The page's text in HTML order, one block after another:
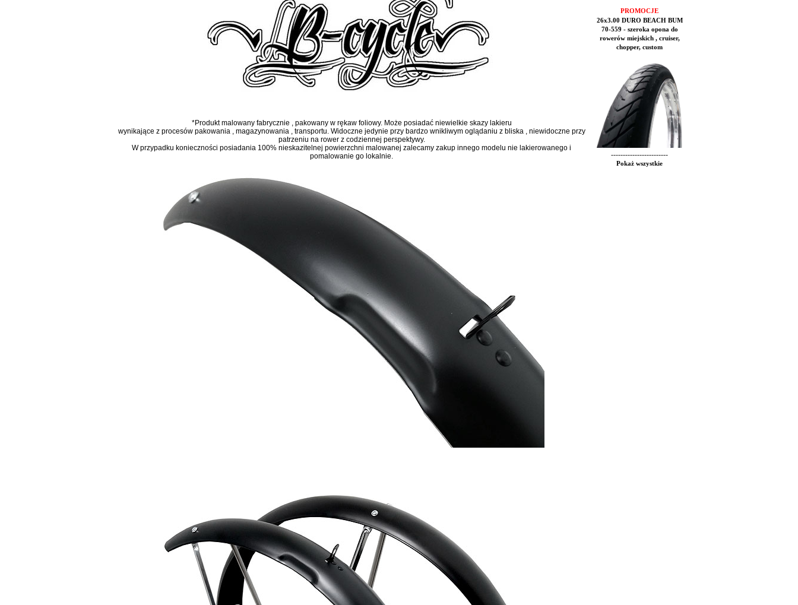
*Produkt malowany fabrycznie , pakowany w rękaw foliowy. Może posiadać niewielkie skazy lakieru
wynikające z procesów pakowania , magazynowania , transportu. Widoczne jedynie przy bardzo wnikliwym oglądaniu z bliska , niewidoczne przy
patrzeniu na rower z codziennej perspektywy.
W przypadku konieczności posiadania 100% nieskazitelnej powierzchni malowanej zalecamy zakup innego modelu nie lakierowanego i
pomalowanie go lokalnie.
PROMOCJE
26x3.00 DURO BEACH BUM
70-559 - szeroka opona do
rowerów miejskich , cruiser,
chopper, custom
------------------------
Pokaż wszystkie